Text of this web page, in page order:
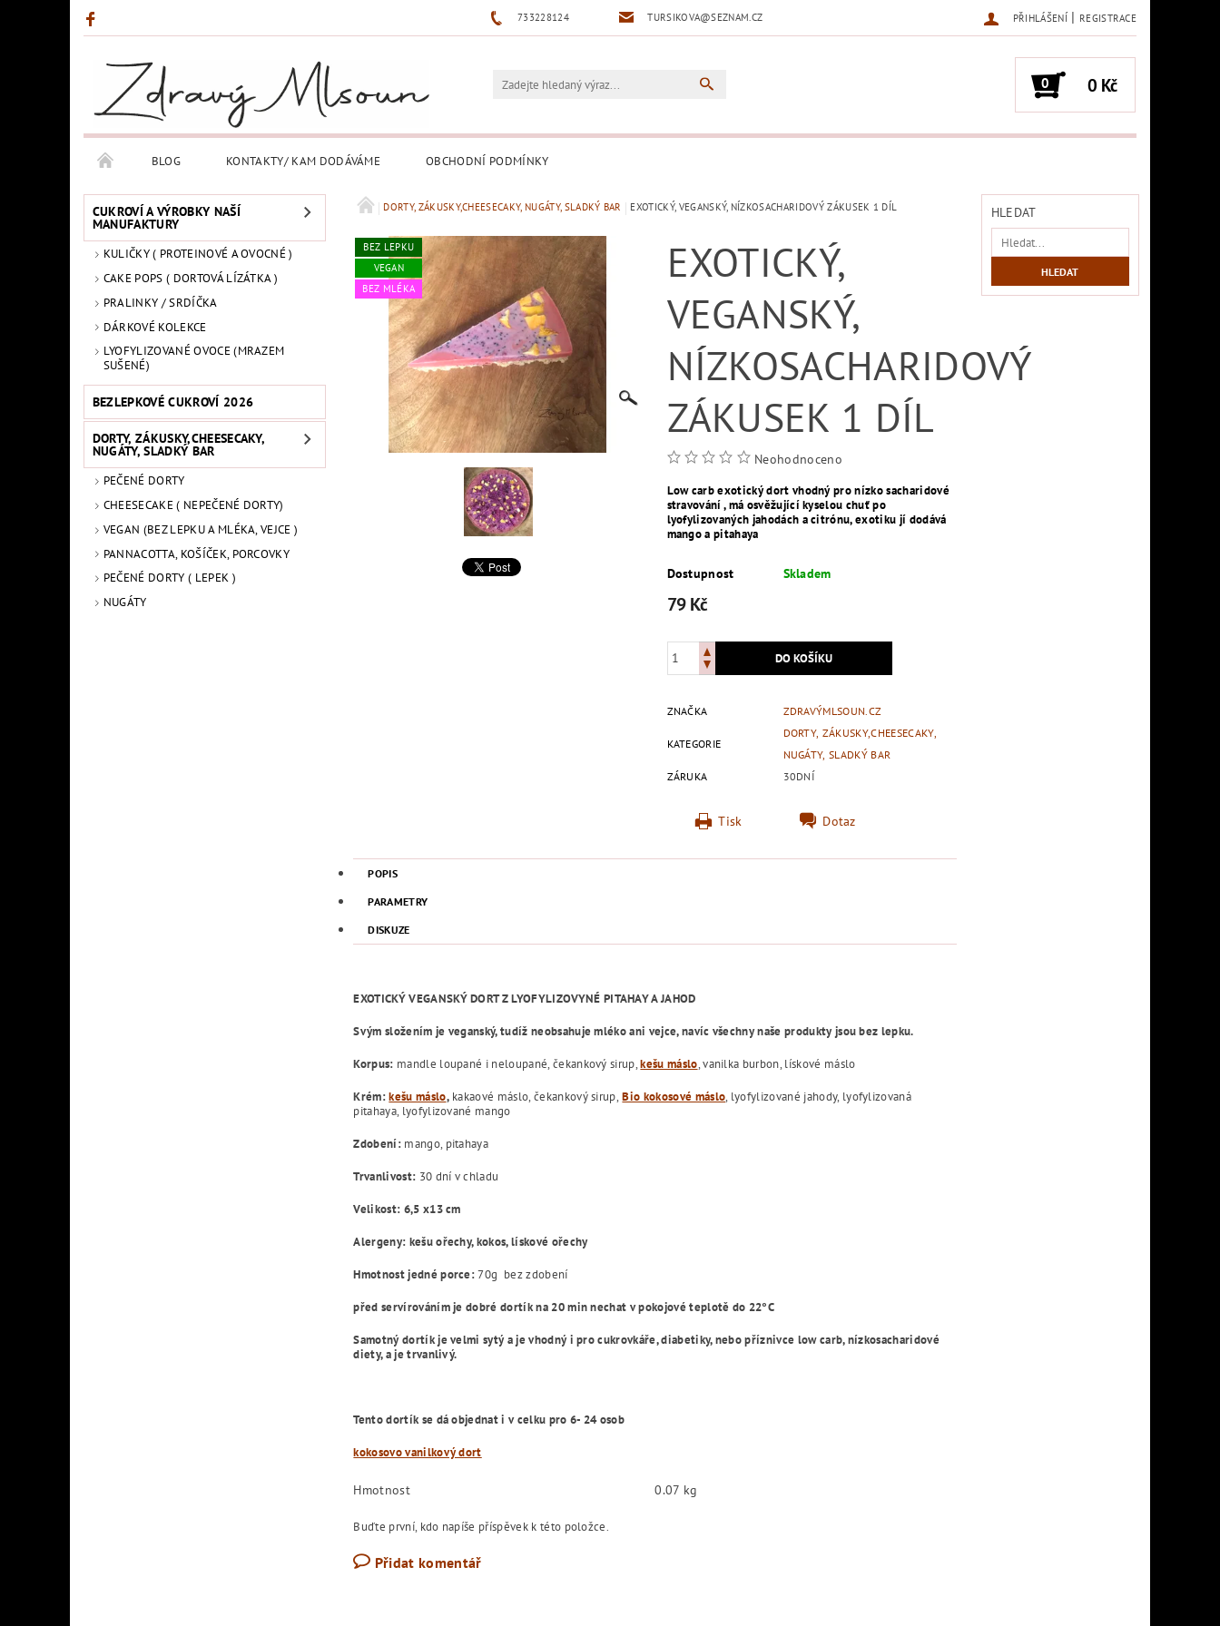
733228124 TURSIKOVA@SEZNAM.CZ PŘIHLÁŠENÍ | REGISTRACE
0 0 Kč
BLOG KONTAKTY/ KAM DODÁVÁME OBCHODNÍ PODMÍNKY
CUKROVÍ A VÝROBKY NAŠÍ
MANUFAKTURY
KULIČKY ( PROTEINOVÉ A OVOCNÉ )
CAKE POPS ( DORTOVÁ LÍZÁTKA )
PRALINKY / SRDÍČKA
DÁRKOVÉ KOLEKCE
LYOFYLIZOVANÉ OVOCE (MRAZEM
SUŠENÉ)
BEZLEPKOVÉ CUKROVÍ 2026
DORTY, ZÁKUSKY,CHEESECAKY,
NUGÁTY, SLADKÝ BAR
PEČENÉ DORTY
CHEESECAKE ( NEPEČENÉ DORTY)
VEGAN (BEZ LEPKU A MLÉKA, VEJCE )
PANNACOTTA, KOŠÍČEK, PORCOVKY
PEČENÉ DORTY ( LEPEK )
NUGÁTY
DORTY, ZÁKUSKY,CHEESECAKY, NUGÁTY, SLADKÝ BAR EXOTICKÝ, VEGANSKÝ, NÍZKOSACHARIDOVÝ ZÁKUSEK 1 DÍL
BEZ LEPKU
VEGAN
BEZ MLÉKA
EXOTICKÝ,
VEGANSKÝ,
NÍZKOSACHARIDOVÝ
ZÁKUSEK 1 DÍL
Neohodnoceno
Low carb exotický dort vhodný pro nízko sacharidové
stravování , má osvěžující kyselou chuť po
lyofylizovaných jahodách a citrónu, exotiku jí dodává
mango a pitahaya
Dostupnost Skladem
79 Kč
ZNAČKA ZDRAVÝMLSOUN.CZ
KATEGORIE
DORTY, ZÁKUSKY,CHEESECAKY,
NUGÁTY, SLADKÝ BAR
ZÁRUKA
30DNÍ
Tisk Dotaz
POPIS
PARAMETRY
DISKUZE
EXOTICKÝ VEGANSKÝ DORT Z LYOFYLIZOVYNÉ PITAHAY A JAHOD
Svým složením je veganský, tudíž neobsahuje mléko ani vejce, navíc všechny naše produkty jsou bez lepku.
Korpus: mandle loupané i neloupané, čekankový sirup,kešu máslo, vanilka burbon, lískové máslo
Krém:kešu máslo,kakaové máslo, čekankový sirup, Bio kokosové máslo, lyofylizované jahody, lyofylizovaná
pitahaya, lyofylizované mango
Zdobení: mango, pitahaya
Trvanlivost: 30 dní v chladu
Velikost: 6,5 x13 cm
Alergeny: kešu ořechy, kokos, lískové ořechy
Hmotnost jedné porce:70g bez zdobení
před servírováním je dobré dortík na 20 min nechat v pokojové teplotě do 22°C
Samotný dortík je velmi sytý a je vhodný i pro cukrovkáře, diabetiky, nebo příznivce low carb, nízkosacharidové
diety, a je trvanlivý.
Tento dortík se dá objednat i v celku pro 6- 24 osob
kokosovo vanilkový dort
Hmotnost 0.07 kg
Buďte první, kdo napíše příspěvek k této položce.
Přidat komentář
HLEDAT